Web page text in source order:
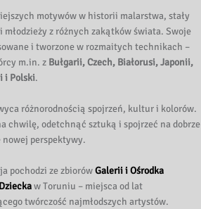
motywów w historii malarstwa, stały
z różnych zakątków świata. Swoje
i tworzone w rozmaitych technikach –
m.in. z Bułgarii, Czech, Białorusi, Japonii,
i Polski.
różnorodnością spojrzeń, kultur i kolorów.
chwilę, odetchnąć sztuką i spojrzeć na dobrze
nowej perspektywy.
pochodzi ze zbiorówGalerii i Ośrodka
w Toruniu – miejsca od lat
twórczość najmłodszych artystów.